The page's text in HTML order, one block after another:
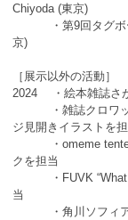
Chiyoda (東京)
・第9回タグボー
京)
［展示以外の活動］
2024 ・絵本雑誌さ
・雑誌クロワッサ
ジ見開きイラストを
・omeme tenten
クを担当
・FUVK “What is
当
・角川ソフィア文